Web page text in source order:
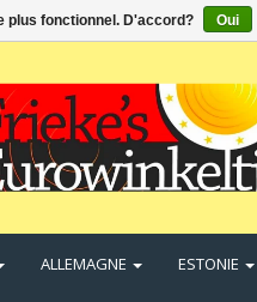
ALLEMAGNE ESTONIE
plus fonctionnel. D'accord? Oui